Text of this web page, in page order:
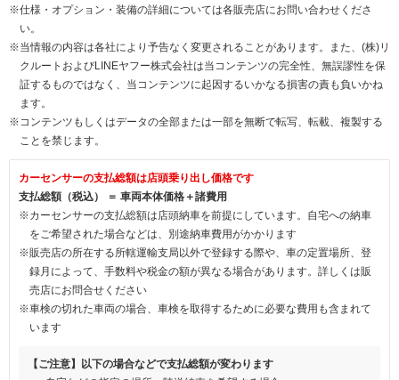
※仕様・オプション・装備の詳細については各販売店にお問い合わせくださ
い。
※当情報の内容は各社により予告なく変更されることがあります。また、(株)リ
クルートおよびLINEヤフー株式会社は当コンテンツの完全性、無誤謬性を保
証するものではなく、当コンテンツに起因するいかなる損害の責も負いかね
ます。
※コンテンツもしくはデータの全部または一部を無断で転写、転載、複製する
ことを禁じます。
カーセンサーの支払総額は店頭乗り出し価格です
支払総額（税込） ＝ 車両本体価格＋諸費用
※カーセンサーの支払総額は店頭納車を前提にしています。自宅への納車
をご希望された場合などは、別途納車費用がかかります
※販売店の所在する所轄運輸支局以外で登録する際や、車の定置場所、登
録月によって、手数料や税金の額が異なる場合があります。詳しくは販
売店にお問合せください
※車検の切れた車両の場合、車検を取得するために必要な費用も含まれて
います
【ご注意】以下の場合などで支払総額が変わります